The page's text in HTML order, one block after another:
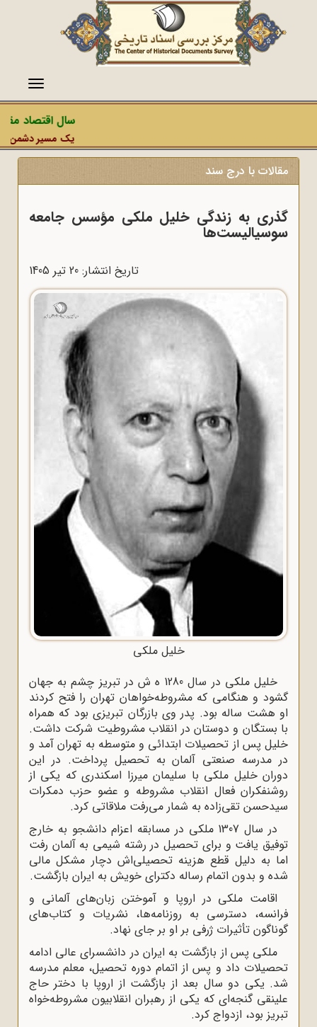
منو
سال اقتصاد
یک مسیر دشمن،
مقالات با درج سند
گذری به زندگی خلیل ملکی مؤسس جامعه
سوسیالیست‎‌ها
تاریخ انتشار: 20 تير 1405
خلیل ملکی
خلیل ملکی در سال 1280 ه‌ ش در تبریز چشم به جهان
گشود و هنگامی که مشروطه‌خواهان تهران را فتح کردند
او هشت ساله بود. پدر وی بازرگان تبریزی بود که همراه
با بستگان و دوستان در انقلاب مشروطیت شرکت داشت.
خلیل پس از تحصیلات ابتدائی و متوسطه به تهران آمد و
در مدرسه صنعتی آلمان به تحصیل پرداخت. در این
دوران خلیل ملکی با سلیمان میرزا اسکندری که یکی از
روشنفکران فعال انقلاب مشروطه و عضو حزب دمکرات
سیدحسن تقی‌زاده به شمار می‌رفت ملاقاتی کرد.
در سال 1307 ملکی در مسابقه اعزام دانشجو به خارج
توفیق یافت و برای تحصیل در رشته شیمی به آلمان رفت
اما به دلیل قطع هزینه تحصیلی‌اش دچار مشکل مالی
شده و بدون اتمام رساله دکترای خویش به ایران بازگشت.
اقامت ملکی در اروپا و آموختن زبان‌های آلمانی و
فرانسه، دسترسی به روزنامه‌ها، نشریات و کتاب‌های
گوناگون تأثیرات ژرفی بر او بر جای نهاد.
ملکی پس از بازگشت به ایران در دانشسرای عالی ادامه
تحصیلات داد و پس از اتمام دوره تحصیل، معلم مدرسه
شد. یکی دو سال بعد از بازگشت از اروپا با دختر حاج
علینقی گنجه‌ای که یکی از رهبران انقلابیون مشروطه‌خواه
تبریز بود، ازدواج کرد.